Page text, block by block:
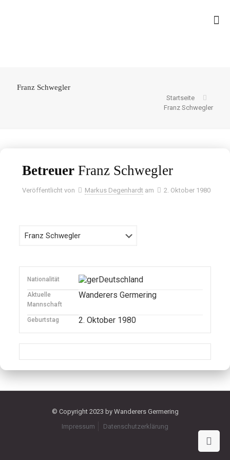
Franz Schwegler
Startseite
Franz Schwegler
Betreuer Franz Schwegler
Veröffentlicht von Markus Degenhardt am 2. Oktober 1980
Nationalität Deutschland
Aktuelle
Mannschaft
Wanderers Germering
Geburtstag 2. Oktober 1980
© Copyright 2023 by Wanderers Germering
Impressum
Datenschutzerklärung